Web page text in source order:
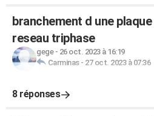
branchement d une
reseau triphase
gege- 26 oct. 2023 à 16:19
Carminas- 27 oct. 2023 à 07:36
8 réponses